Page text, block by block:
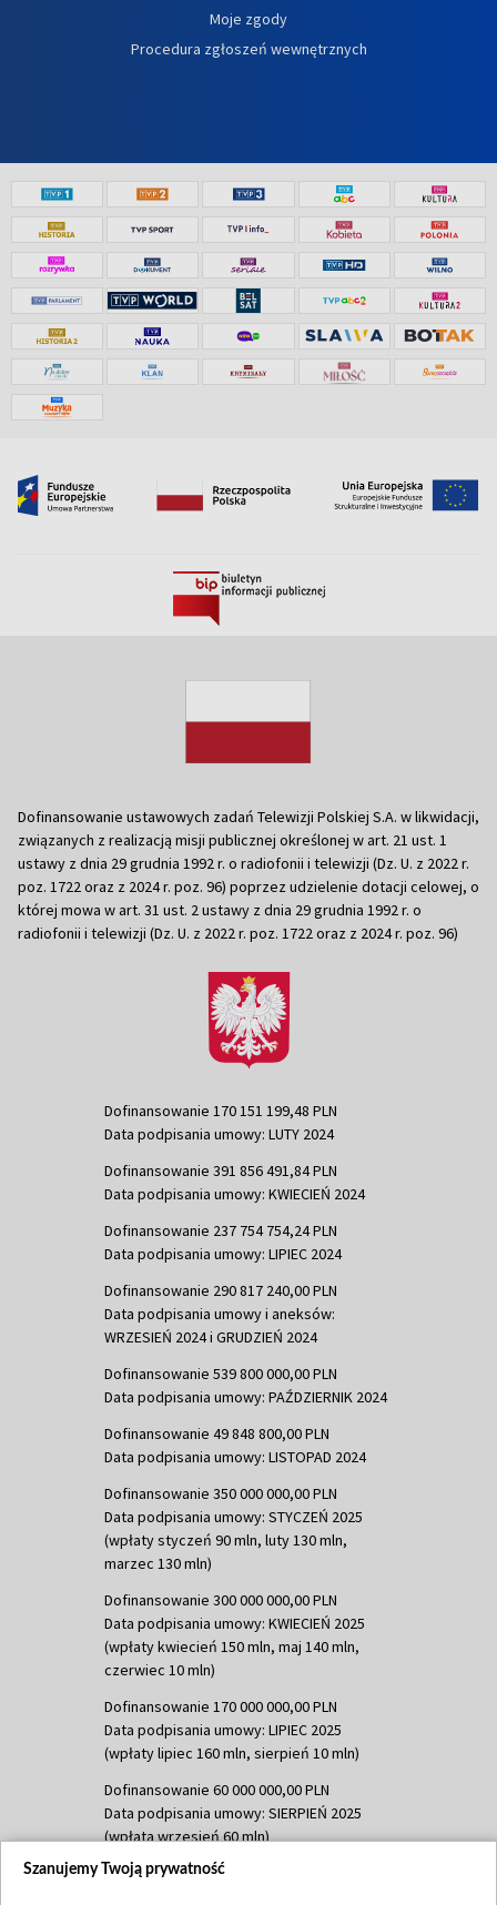
Moje zgody
Procedura zgłoszeń wewnętrznych
Dofinansowanie ustawowych zadań Telewizji Polskiej S.A. w likwidacji,
związanych z realizacją misji publicznej określonej w art. 21 ust. 1
ustawy z dnia 29 grudnia 1992 r. o radiofonii i telewizji (Dz. U. z 2022 r.
poz. 1722 oraz z 2024 r. poz. 96) poprzez udzielenie dotacji celowej, o
której mowa w art. 31 ust. 2 ustawy z dnia 29 grudnia 1992 r. o
radiofonii i telewizji (Dz. U. z 2022 r. poz. 1722 oraz z 2024 r. poz. 96)
Dofinansowanie 170 151 199,48 PLN
Data podpisania umowy: LUTY 2024
Dofinansowanie 391 856 491,84 PLN
Data podpisania umowy: KWIECIEŃ 2024
Dofinansowanie 237 754 754,24 PLN
Data podpisania umowy: LIPIEC 2024
Dofinansowanie 290 817 240,00 PLN
Data podpisania umowy i aneksów:
WRZESIEŃ 2024 i GRUDZIEŃ 2024
Dofinansowanie 539 800 000,00 PLN
Data podpisania umowy: PAŹDZIERNIK 2024
Dofinansowanie 49 848 800,00 PLN
Data podpisania umowy: LISTOPAD 2024
Dofinansowanie 350 000 000,00 PLN
Data podpisania umowy: STYCZEŃ 2025
(wpłaty styczeń 90 mln, luty 130 mln,
marzec 130 mln)
Dofinansowanie 300 000 000,00 PLN
Data podpisania umowy: KWIECIEŃ 2025
(wpłaty kwiecień 150 mln, maj 140 mln,
czerwiec 10 mln)
Dofinansowanie 170 000 000,00 PLN
Data podpisania umowy: LIPIEC 2025
(wpłaty lipiec 160 mln, sierpień 10 mln)
Dofinansowanie 60 000 000,00 PLN
Data podpisania umowy: SIERPIEŃ 2025
(wpłata wrzesień 60 mln)
Dofinansowanie 635 783 051,21 PLN
Szanujemy Twoją prywatność